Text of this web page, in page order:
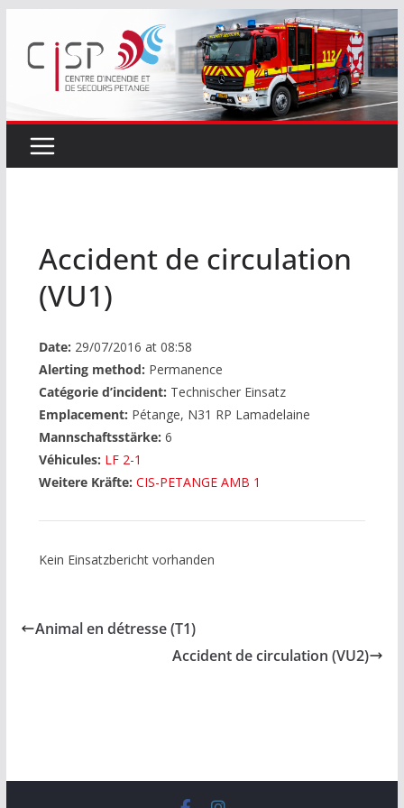
contenu
Accident de circulation
(VU1)
Date: 29/07/2016 at 08:58
Alerting method: Permanence
Catégorie d’incident: Technischer Einsatz
Emplacement: Pétange, N31 RP Lamadelaine
Mannschaftsstärke: 6
Véhicules: LF 2-1
Weitere Kräfte: CIS-PETANGE AMB 1
Kein Einsatzbericht vorhanden
Animal en détresse (T1)
Accident de circulation (VU2)